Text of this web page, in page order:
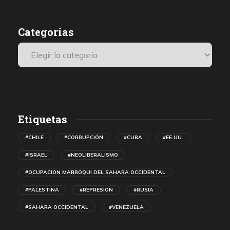
Categorías
Etiquetas
#CHILE #CORRUPCIÓN #CUBA #EE.UU.
#ISRAEL #NEOLIBERALISMO
#OCUPACION MARROQUI DEL SAHARA OCCIDENTAL
#PALESTINA #REPRESION #RUSIA
#SAHARA OCCIDENTAL #VENEZUELA